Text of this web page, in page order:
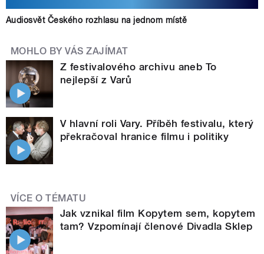
Audiosvět Českého rozhlasu na jednom místě
MOHLO BY VÁS ZAJÍMAT
Z festivalového archivu aneb To
nejlepší z Varů
V hlavní roli Vary. Příběh festivalu, který
překračoval hranice filmu i politiky
VÍCE O TÉMATU
Jak vznikal film Kopytem sem, kopytem
tam? Vzpomínají členové Divadla Sklep